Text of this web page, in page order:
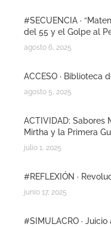
#SECUENCIA ·
del 55 y el Golpe al
agosto 6, 2025
ACCESO · Biblioteca
agosto 5, 2025
ACTIVIDAD: Sabores
Mirtha y la Primera
julio 1, 2025
#REFLEXIÓN ·
junio 17, 2025
#SIMULACRO ·